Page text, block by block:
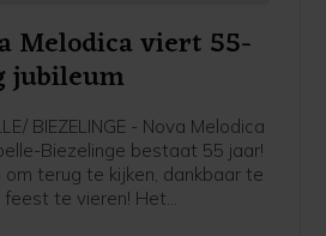
Melodica viert 55-
jubileum
BIEZELINGE - Nova Melodica
Biezelinge bestaat 55 jaar!
om terug te kijken, dankbaar te
feest te vieren! Het